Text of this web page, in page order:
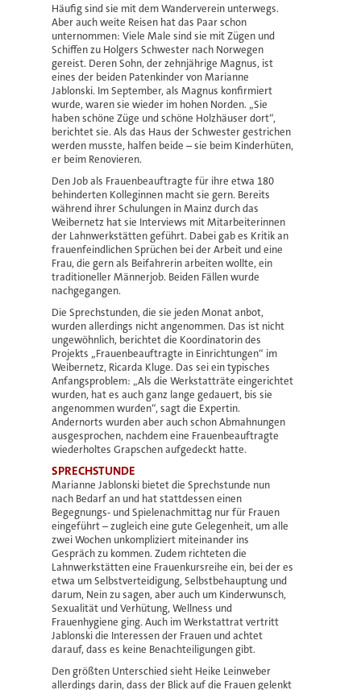
Häufig sind sie mit dem Wanderverein unterwegs.
Aber auch weite Reisen hat das Paar schon
unternommen: Viele Male sind sie mit Zügen und
Schiffen zu Holgers Schwester nach Norwegen
gereist. Deren Sohn, der zehnjährige Magnus, ist
eines der beiden Patenkinder von Marianne
Jablonski. Im September, als Magnus konfirmiert
wurde, waren sie wieder im hohen Norden. „Sie
haben schöne Züge und schöne Holzhäuser dort“,
berichtet sie. Als das Haus der Schwester gestrichen
werden musste, halfen beide – sie beim Kinderhüten,
er beim Renovieren.
Den Job als Frauenbeauftragte für ihre etwa 180
behinderten Kolleginnen macht sie gern. Bereits
während ihrer Schulungen in Mainz durch das
Weibernetz hat sie Interviews mit Mitarbeiterinnen
der Lahnwerkstätten geführt. Dabei gab es Kritik an
frauenfeindlichen Sprüchen bei der Arbeit und eine
Frau, die gern als Beifahrerin arbeiten wollte, ein
traditioneller Männerjob. Beiden Fällen wurde
nachgegangen.
Die Sprechstunden, die sie jeden Monat anbot,
wurden allerdings nicht angenommen. Das ist nicht
ungewöhnlich, berichtet die Koordinatorin des
Projekts „Frauenbeauftragte in Einrichtungen“ im
Weibernetz, Ricarda Kluge. Das sei ein typisches
Anfangsproblem: „Als die Werkstatträte eingerichtet
wurden, hat es auch ganz lange gedauert, bis sie
angenommen wurden“, sagt die Expertin.
Andernorts wurden aber auch schon Abmahnungen
ausgesprochen, nachdem eine Frauenbeauftragte
wiederholtes Grapschen aufgedeckt hatte.
SPRECHSTUNDE
Marianne Jablonski bietet die Sprechstunde nun
nach Bedarf an und hat stattdessen einen
Begegnungs- und Spielenachmittag nur für Frauen
eingeführt – zugleich eine gute Gelegenheit, um alle
zwei Wochen unkompliziert miteinander ins
Gespräch zu kommen. Zudem richteten die
Lahnwerkstätten eine Frauenkursreihe ein, bei der es
etwa um Selbstverteidigung, Selbstbehauptung und
darum, Nein zu sagen, aber auch um Kinderwunsch,
Sexualität und Verhütung, Wellness und
Frauenhygiene ging. Auch im Werkstattrat vertritt
Jablonski die Interessen der Frauen und achtet
darauf, dass es keine Benachteiligungen gibt.
Den größten Unterschied sieht Heike Leinweber
allerdings darin, dass der Blick auf die Frauen gelenkt